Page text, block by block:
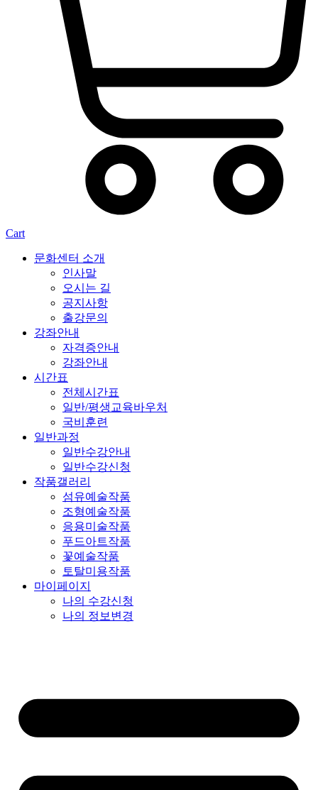
Cart
문화센터 소개
인사말
오시는 길
공지사항
출강문의
강좌안내
자격증안내
강좌안내
시간표
전체시간표
일반/평생교육바우처
국비훈련
일반과정
일반수강안내
일반수강신청
작품갤러리
섬유예술작품
조형예술작품
응용미술작품
푸드아트작품
꽃예술작품
토탈미용작품
마이페이지
나의 수강신청
나의 정보변경